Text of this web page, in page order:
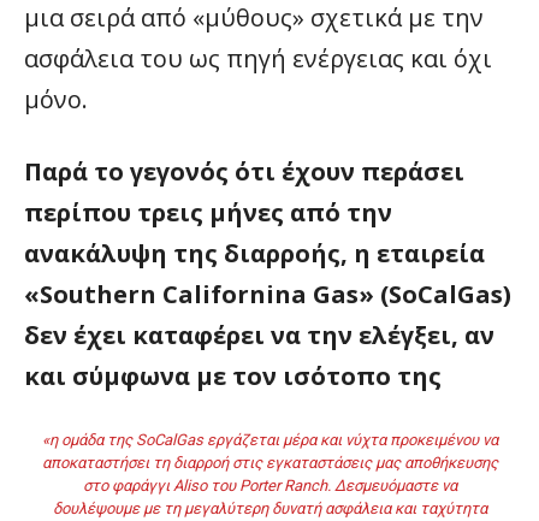
μια σειρά από «μύθους» σχετικά με την
ασφάλεια του ως πηγή ενέργειας και όχι
μόνο.
Παρά το γεγονός ότι έχουν περάσει
περίπου τρεις μήνες από την
ανακάλυψη της διαρροής, η εταιρεία
«Southern Californina Gas» (SoCalGas)
δεν έχει καταφέρει να την ελέγξει, αν
και σύμφωνα με τον ισότοπο της
«η ομάδα της SoCalGasεργάζεται μέρα και νύχτα προκειμένου να
αποκαταστήσει τη διαρροή στις εγκαταστάσεις μας αποθήκευσης
στο φαράγγι Alisoτου Porter Ranch. Δεσμευόμαστε να
δουλέψουμε με τη μεγαλύτερη δυνατή ασφάλεια και ταχύτητα